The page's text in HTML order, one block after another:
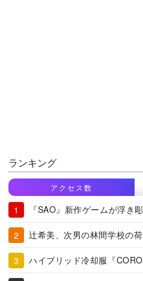
ランキング
アクセス数
『SAO』新作ゲームが浮き
辻希美、次男の林間学校の
ハイブリッド冷却服『CORO